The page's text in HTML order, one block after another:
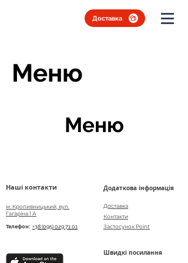
Доставка
Меню
Меню
Наші контакти
м. Кропивницький, вул.
Гагаріна 1 А
Телефон: +38 (095) 029 71 01
Додаткова інформація
Доставка
Контакти
Застосунок Point
Швидкі посилання